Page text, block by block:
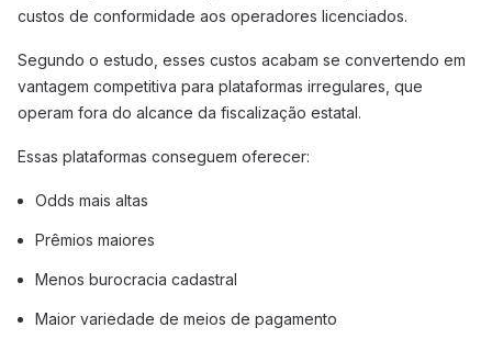
custos de conformidade aos operadores licenciados.
Segundo o estudo, esses custos acabam se convertendo em
vantagem competitiva para plataformas irregulares, que
operam fora do alcance da fiscalização estatal.
Essas plataformas conseguem oferecer:
Odds mais altas
Prêmios maiores
Menos burocracia cadastral
Maior variedade de meios de pagamento